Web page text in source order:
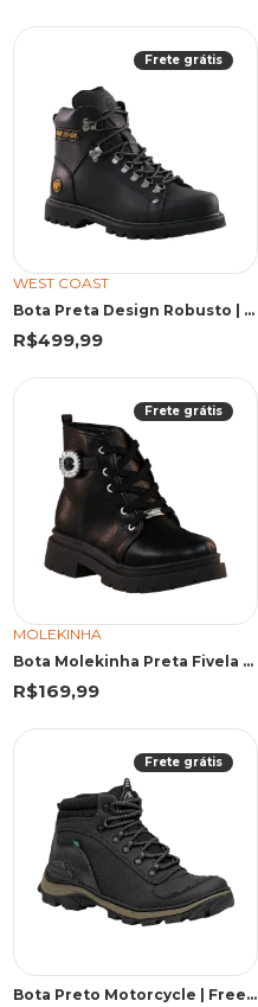
Frete grátis
WEST COAST
Bota Preta Design Robusto | West Coast
R$499,99
Frete grátis
MOLEKINHA
Bota Molekinha Preta Fivela Strass
R$169,99
Frete grátis
Bota Preto Motorcycle | Freeland